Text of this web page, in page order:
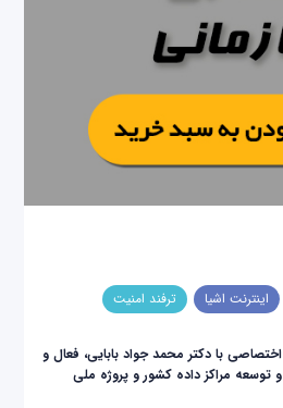
اینترنت اشیا ترفند امنیت
با دکتر محمد جواد بابایی، فعال و
مراکز داده کشور و پروژه ملی